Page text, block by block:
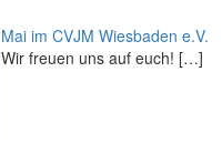
Mai im CVJM Wiesbaden e.V.
Wir freuen uns auf euch! […]